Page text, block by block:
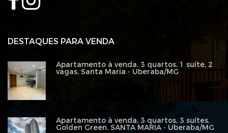
DESTAQUES PARA VENDA
Apartamento à venda, 3 quartos, 1 suíte, 2
vagas, Santa Maria - Uberaba/MG
Apartamento à venda, 3 quartos, 3 suítes,
Golden Green, SANTA MARIA - Uberaba/MG